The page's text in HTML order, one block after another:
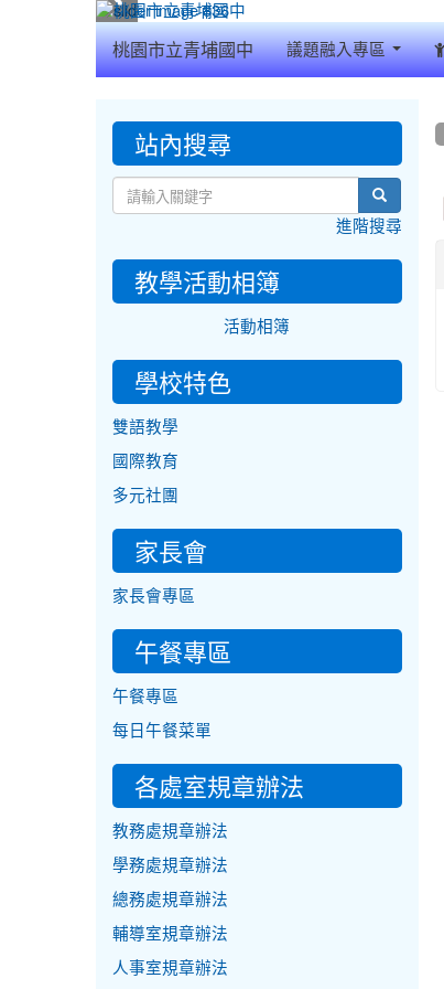
桃園市立青埔國中 議題融入專區
::: 站內搜尋
search
進階搜尋
教學活動相簿
活動相簿
學校特色
雙語教學
國際教育
多元社團
家長會
家長會專區
午餐專區
午餐專區
每日午餐菜單
各處室規章辦法
教務處規章辦法
學務處規章辦法
總務處規章辦法
輔導室規章辦法
人事室規章辦法